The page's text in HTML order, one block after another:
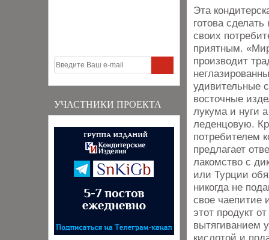
УЧАСТНИКИ ПРОЕКТА
Эта
готова
своих
приятным.
производит
удивительные
восточные
лукума и нуги
леденцовую.
потребителем
предлагает
лакомство с
или Турции
никогда не
свое чаепитие
этот продукт
вытягиванием
кислотой и